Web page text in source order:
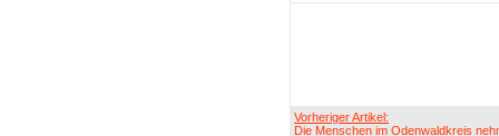
Vorheriger Artikel:
Die Menschen im Odenwaldkreis